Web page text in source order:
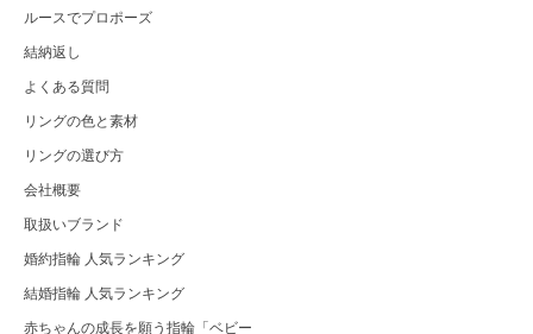
ルースでプロポーズ
結納返し
よくある質問
リングの色と素材
リングの選び方
会社概要
取扱いブランド
婚約指輪 人気ランキング
結婚指輪 人気ランキング
赤ちゃんの成長を願う指輪「ベビー